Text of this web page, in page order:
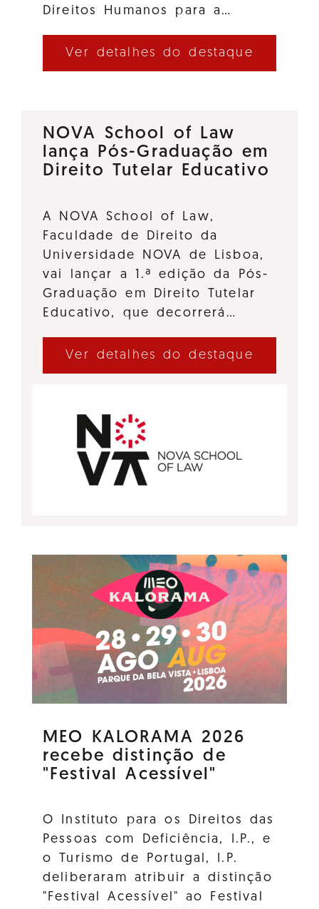
Direitos Humanos para a…
Ver detalhes do destaque
NOVA School of Law
lança Pós-Graduação em
Direito Tutelar Educativo
A NOVA School of Law,
Faculdade de Direito da
Universidade NOVA de Lisboa,
vai lançar a 1.ª edição da Pós-
Graduação em Direito Tutelar
Educativo, que decorrerá…
Ver detalhes do destaque
MEO KALORAMA 2026
recebe distinção de
"Festival Acessível"
O Instituto para os Direitos das
Pessoas com Deficiência, I.P., e
o Turismo de Portugal, I.P.
deliberaram atribuir a distinção
"Festival Acessível" ao Festival